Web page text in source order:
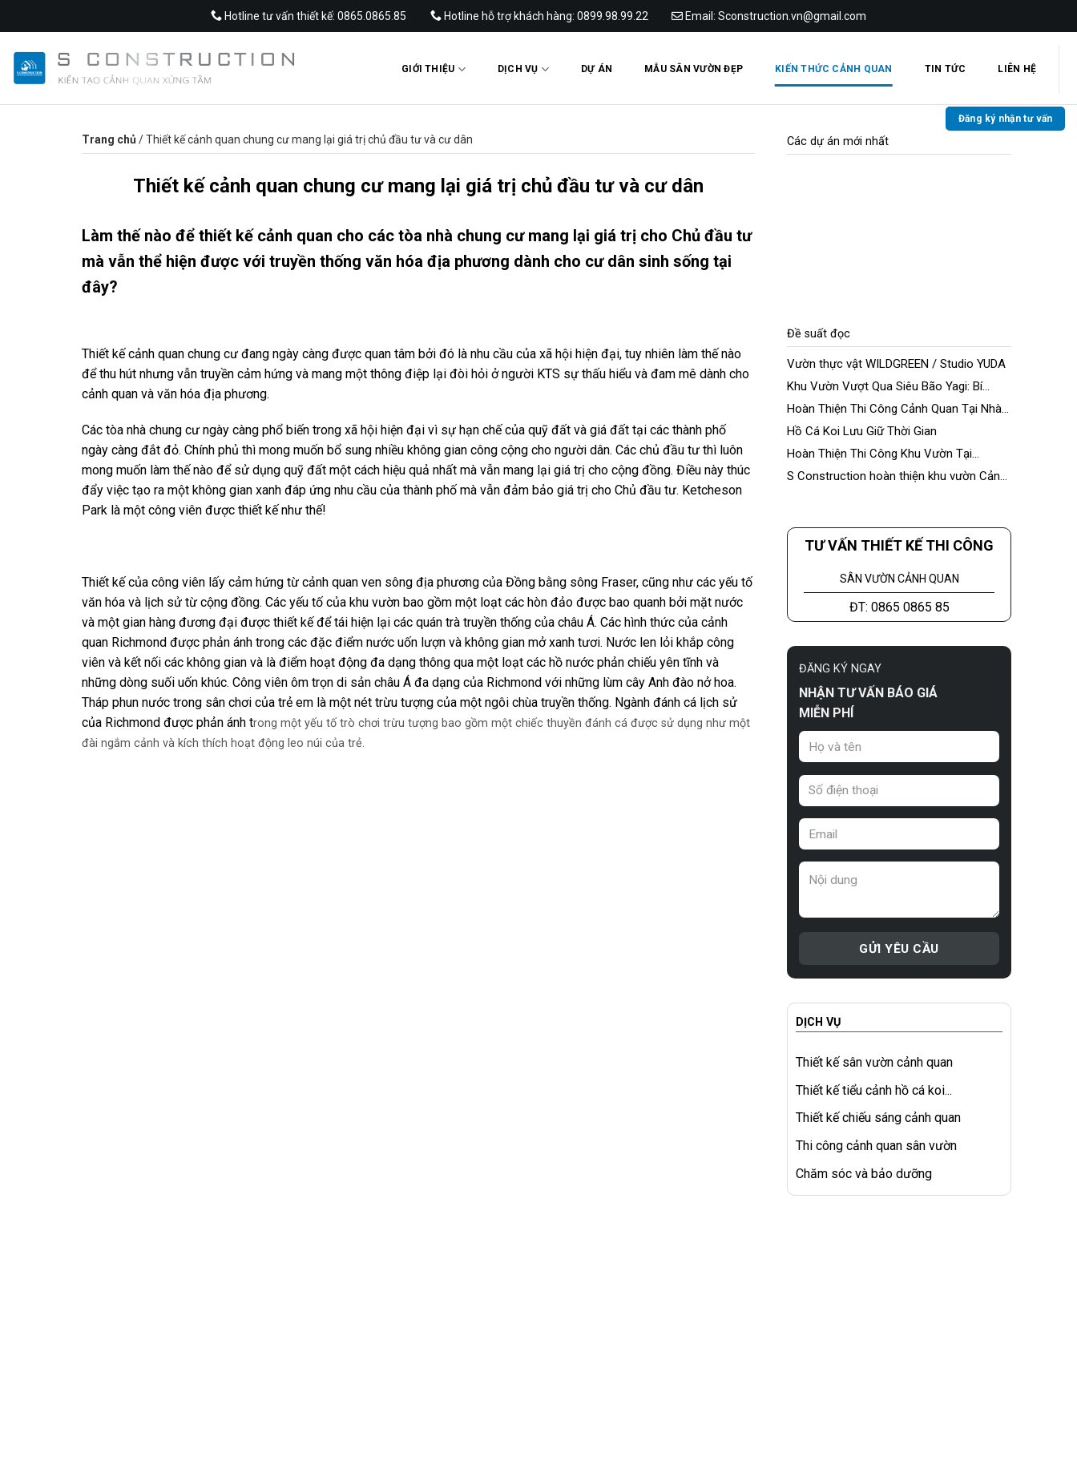
to
content
Hotline tư vấn thiết kế: 0865.0865.85 Hotline hỗ trợ khách hàng: 0899.98.99.22 Email: Sconstruction.vn@gmail.com
GIỚI THIỆU DỊCH VỤ DỰ ÁN MẪU SÂN VƯỜN ĐẸP KIẾN THỨC CẢNH QUAN TIN TỨC LIÊN HỆ
Đăng ký nhận tư vấn
Trang chủ /Thiết kế cảnh quan chung cư mang lại giá trị chủ đầu tư và cư dân
Thiết kế cảnh quan chung cư mang lại giá trị chủ đầu tư và cư dân
Làm thế nào để thiết kế cảnh quan cho các tòa nhà chung cư mang lại giá trị cho Chủ đầu tư
mà vẫn thể hiện được với truyền thống văn hóa địa phương dành cho cư dân sinh sống tại
đây?
Thiết kế cảnh quan chung cư đang ngày càng được quan tâm bởi đó là nhu cầu của xã hội hiện đại, tuy nhiên làm thế nào
để thu hút nhưng vẫn truyền cảm hứng và mang một thông điệp lại đòi hỏi ở người KTS sự thấu hiểu và đam mê dành cho
cảnh quan và văn hóa địa phương.
Các tòa nhà chung cư ngày càng phổ biến trong xã hội hiện đại vì sự hạn chế của quỹ đất và giá đất tại các thành phố
ngày càng đắt đỏ. Chính phủ thì mong muốn bổ sung nhiều không gian công cộng cho người dân. Các chủ đầu tư thì luôn
mong muốn làm thế nào để sử dụng quỹ đất một cách hiệu quả nhất mà vẫn mang lại giá trị cho cộng đồng. Điều này thúc
đẩy việc tạo ra một không gian xanh đáp ứng nhu cầu của thành phố mà vẫn đảm bảo giá trị cho Chủ đầu tư. Ketcheson
Park là một công viên được thiết kế như thế!
Thiết kế của công viên lấy cảm hứng từ cảnh quan ven sông địa phương của Đồng bằng sông Fraser, cũng như các yếu tố
văn hóa và lịch sử từ cộng đồng. Các yếu tố của khu vườn bao gồm một loạt các hòn đảo được bao quanh bởi mặt nước
và một gian hàng đương đại được thiết kế để tái hiện lại các quán trà truyền thống của châu Á. Các hình thức của cảnh
quan Richmond được phản ánh trong các đặc điểm nước uốn lượn và không gian mở xanh tươi. Nước len lỏi khắp công
viên và kết nối các không gian và là điểm hoạt động đa dạng thông qua một loạt các hồ nước phản chiếu yên tĩnh và
những dòng suối uốn khúc. Công viên ôm trọn di sản châu Á đa dạng của Richmond với những lùm cây Anh đào nở hoa.
Tháp phun nước trong sân chơi của trẻ em là một nét trừu tượng của một ngôi chùa truyền thống. Ngành đánh cá lịch sử
của Richmond được phản ánh trong một yếu tố trò chơi trừu tượng bao gồm một chiếc thuyền đánh cá được sử dụng như một
đài ngắm cảnh và kích thích hoạt động leo núi của trẻ.
Các dự án mới nhất
Đề suất đọc
Vườn thực vật WILDGREEN / Studio YUDA
Khu Vườn Vượt Qua Siêu Bão Yagi: Bí
Quyết Bền Vững Từ S Construction
Hoàn Thiện Thi Công Cảnh Quan Tại Nhà
Máy Á Châu
Hồ Cá Koi Lưu Giữ Thời Gian
Hoàn Thiện Thi Công Khu Vườn Tại
Ecopark
S Construction hoàn thiện khu vườn Cảnh
TƯ VẤN THIẾT KẾ THI CÔNG
SÂN VƯỜN CẢNH QUAN
ĐT: 0865 0865 85
ĐĂNG KÝ NGAY
NHẬN TƯ VẤN BÁO GIÁ
MIỄN PHÍ
DỊCH VỤ
Thiết kế sân vườn cảnh quan
Thiết kế tiểu cảnh hồ cá koi...
Thiết kế chiếu sáng cảnh quan
Thi công cảnh quan sân vườn
Chăm sóc và bảo dưỡng